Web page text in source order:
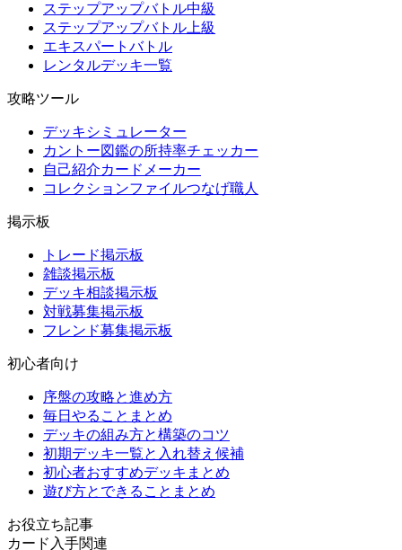
ステップアップバトル中級
ステップアップバトル上級
エキスパートバトル
レンタルデッキ一覧
攻略ツール
デッキシミュレーター
カントー図鑑の所持率チェッカー
自己紹介カードメーカー
コレクションファイルつなげ職人
掲示板
トレード掲示板
雑談掲示板
デッキ相談掲示板
対戦募集掲示板
フレンド募集掲示板
初心者向け
序盤の攻略と進め方
毎日やることまとめ
デッキの組み方と構築のコツ
初期デッキ一覧と入れ替え候補
初心者おすすめデッキまとめ
遊び方とできることまとめ
お役立ち記事
カード入手関連